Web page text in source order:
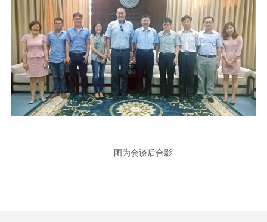
图为会谈后合影